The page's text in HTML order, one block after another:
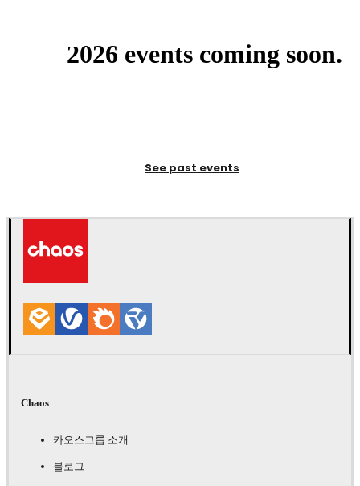
2026 events coming soon.
See past events
Chaos
카오스그룹 소개
블로그